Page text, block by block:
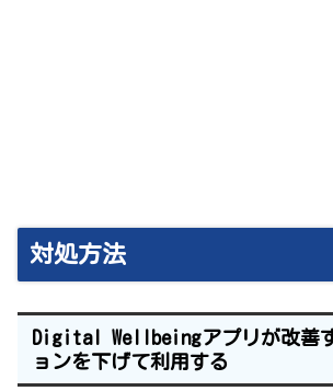
対処方法
Digital Wellbeingアプリが改善
ョンを下げて利用する